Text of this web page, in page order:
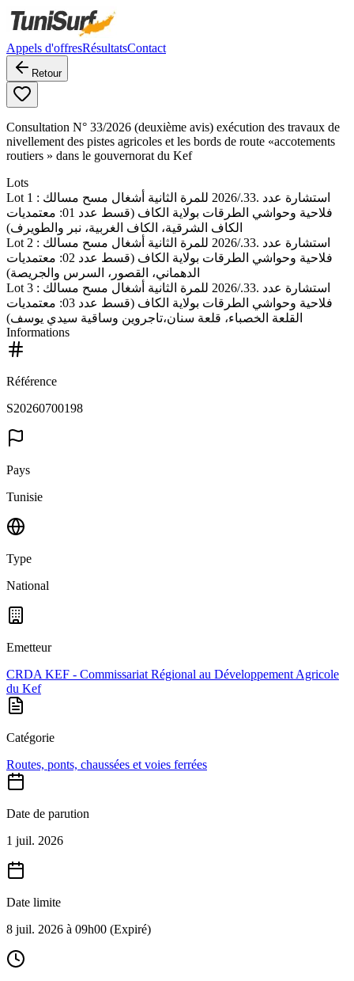
Appels d'offresRésultatsContact
Retour
Consultation N° 33/2026 (deuxième avis) exécution des travaux de
nivellement des pistes agricoles et les bords de route «accotements
routiers » dans le gouvernorat du Kef
Lots
Lot 1 : استشارة عدد .33./2026 للمرة الثانية أشغال مسح مسالك
فلاحية وحواشي الطرقات بولاية الكاف (قسط عدد 01: معتمديات
الكاف الشرقية، الكاف الغربية، نبر والطويرف)
Lot 2 : استشارة عدد .33./2026 للمرة الثانية أشغال مسح مسالك
فلاحية وحواشي الطرقات بولاية الكاف (قسط عدد 02: معتمديات
الدهماني، القصور، السرس والجريصة)
Lot 3 : استشارة عدد .33./2026 للمرة الثانية أشغال مسح مسالك
فلاحية وحواشي الطرقات بولاية الكاف (قسط عدد 03: معتمديات
القلعة الخصباء، قلعة سنان،تاجروين وساقية سيدي يوسف)
Informations
Référence
S20260700198
Pays
Tunisie
Type
National
Emetteur
CRDA KEF - Commissariat Régional au Développement Agricole
du Kef
Catégorie
Routes, ponts, chaussées et voies ferrées
Date de parution
1 juil. 2026
Date limite
8 juil. 2026 à 09h00 (Expiré)